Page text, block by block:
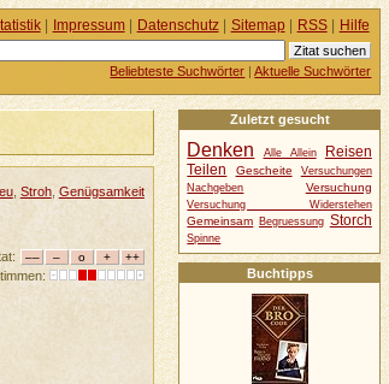
, Stroh,Genügsamkeit
Zuletzt gesucht
Denken Alle Allein
Reisen
Teilen
Gescheite
Versuchungen
Nachgeben
Versuchung
Versuchung Widerstehen
Gemeinsam Begruessung Storch
Spinne
Buchtipps
| Impressum| Datenschutz| Sitemap| RSS| Hilfe
Beliebteste Suchwörter |Aktuelle Suchwörter